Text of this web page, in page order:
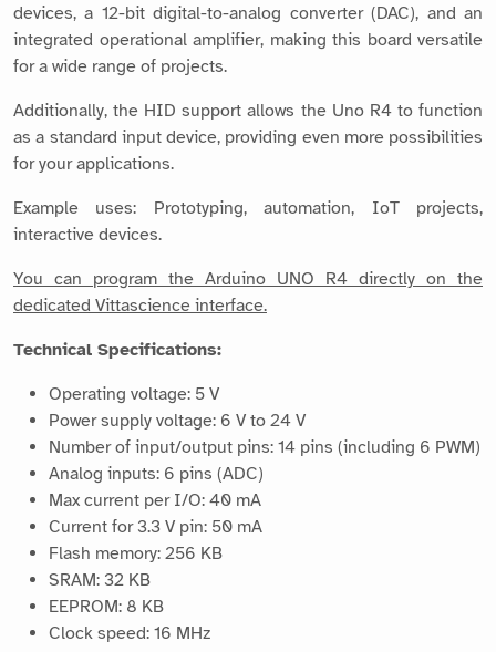
devices, a 12-bit digital-to-analog converter (DAC), and an
integrated operational amplifier, making this board versatile
for a wide range of projects.
Additionally, the HID support allows the Uno R4 to function
as a standard input device, providing even more possibilities
for your applications.
Example uses: Prototyping, automation, IoT projects,
interactive devices.
You can program the Arduino UNO R4 directly on the
dedicated Vittascience interface.
Technical Specifications:
Operating voltage: 5 V
Power supply voltage: 6 V to 24 V
Number of input/output pins: 14 pins (including 6 PWM)
Analog inputs: 6 pins (ADC)
Max current per I/O: 40 mA
Current for 3.3 V pin: 50 mA
Flash memory: 256 KB
SRAM: 32 KB
EEPROM: 8 KB
Clock speed: 16 MHz